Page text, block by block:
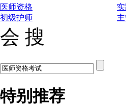
医师资格
初级护师
会 搜
特别推荐